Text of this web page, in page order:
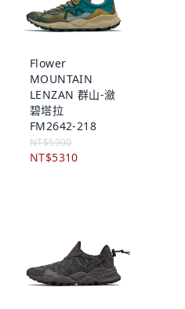
Flower
MOUNTAIN
LENZAN 群山-瀲
碧塔拉
FM2642-218
NT$5900
NT$5310